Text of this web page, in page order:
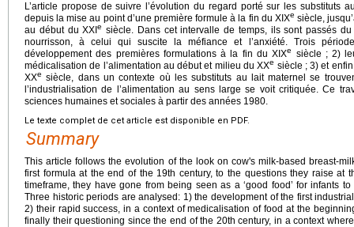
L’article propose de suivre l’évolution du regard porté sur les substituts
depuis la mise au point d’une première formule à la fin du XIXe siècle,
au début du XXIe siècle. Dans cet intervalle de temps, ils sont passés
nourrisson, à celui qui suscite la méfiance et l’anxiété. Trois
développement des premières formulations à la fin du XIXe
siècle ; 2)
médicalisation de l’alimentation au début et milieu du XXe siècle ; 3) et
XXe siècle, dans un contexte où les substituts au lait maternel se
l’industrialisation de l’alimentation au sens large se voit critiquée. Ce
sciences humaines et sociales à partir des années 1980.
Le texte complet de cet article est disponible en PDF.
Summary
This article follows the evolution of the look on cow's milk-based breast-
first formula at the end of the 19th century, to the questions they raise at
timeframe, they have gone from being seen as a ‘good food’ for infants
Three historic periods are analysed: 1) the development of the first
2) their rapid success, in a context of medicalisation of food at the
finally their questioning since the end of the 20th century, in a context